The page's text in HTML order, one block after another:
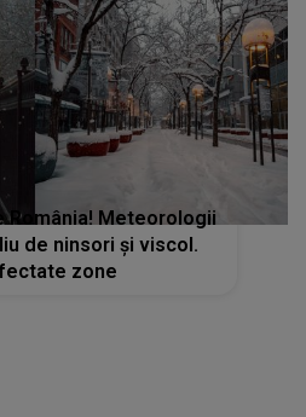
Meteorologii
de ninsori și viscol.
zone